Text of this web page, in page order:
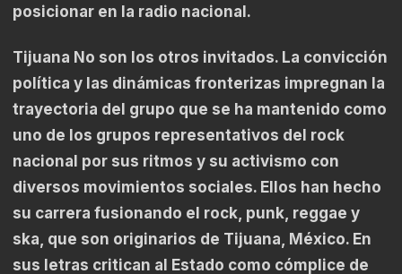
posicionar en la radio nacional.
Tijuana No son los otros invitados. La convicción
política y las dinámicas fronterizas impregnan la
trayectoria del grupo que se ha mantenido como
uno de los grupos representativos del rock
nacional por sus ritmos y su activismo con
diversos movimientos sociales. Ellos han hecho
su carrera fusionando el rock, punk, reggae y
ska, que son originarios de Tijuana, México. En
sus letras critican al Estado como cómplice de